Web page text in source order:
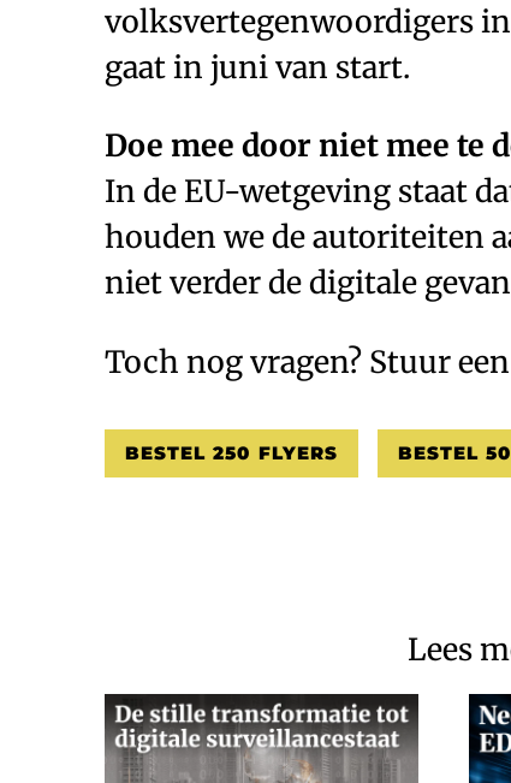
volksvertegenwoordigers
gaat in juni van start.
Doe mee door niet mee te
In de EU-wetgeving staat
houden we de autoriteiten
niet verder de digitale
Toch nog vragen? Stuur
BESTEL 250 FLYERS BESTEL
Lees